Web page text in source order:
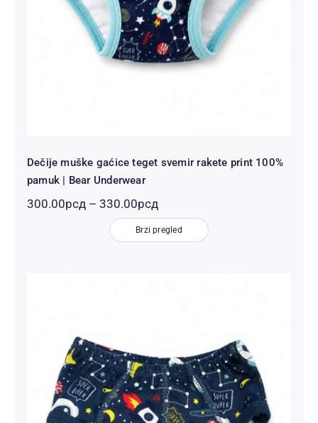
Dečije muške gaćice teget svemir rakete print 100%
pamuk | Bear Underwear
300.00рсд – 330.00рсдРаспон
цена:
од
300.00рсд
Brzi pregled